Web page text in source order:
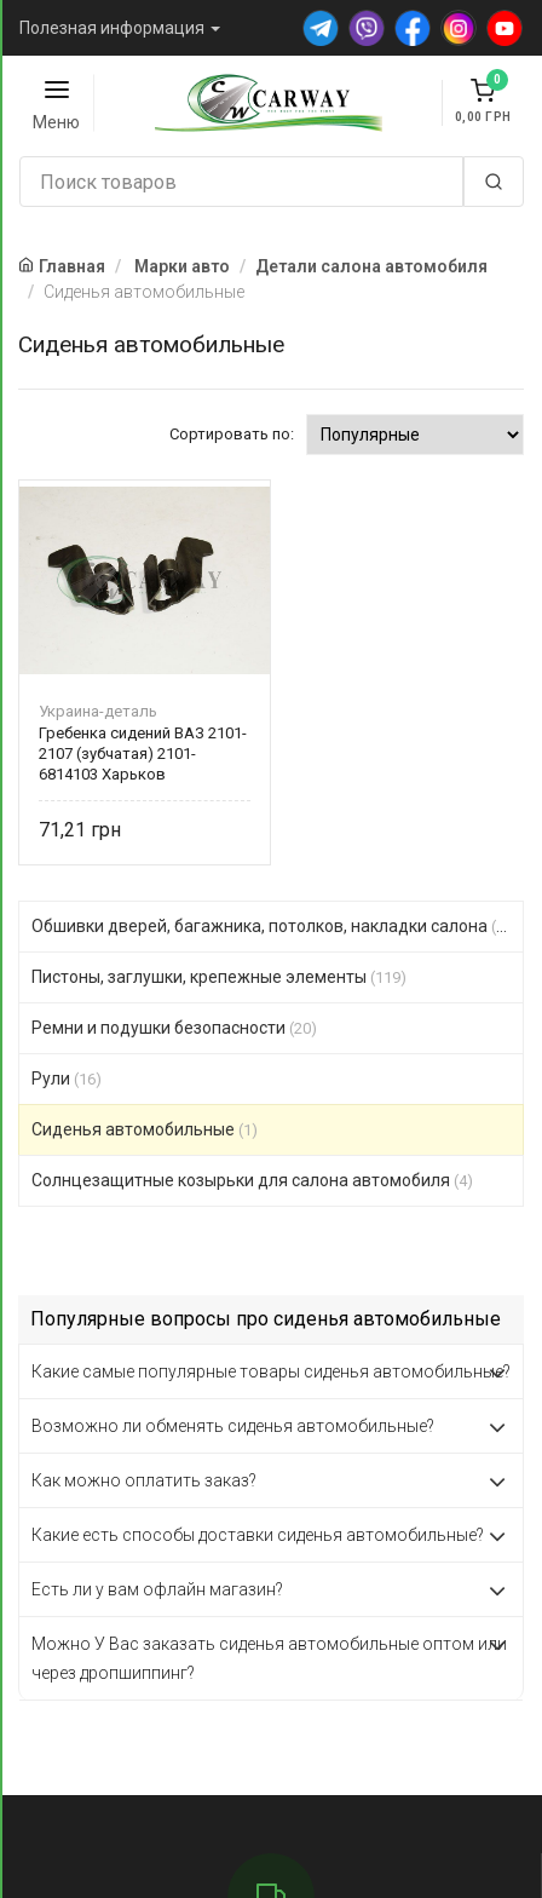
Полезная информация
Меню
0
0,00
Главная Марки авто
Детали салона автомобиля
Сиденья автомобильные
Сиденья автомобильные
Сортировать по:
Украина-деталь
Гребенка сидений ВАЗ 2101-
2107 (зубчатая) 2101-
6814103 Харьков
71,21
Обшивки дверей, багажника, потолков, накладки салона (51)
Пистоны, заглушки, крепежные элементы (119)
Ремни и подушки безопасности (20)
Рули (16)
Сиденья автомобильные (1)
Солнцезащитные козырьки для салона автомобиля (4)
Популярные вопросы про сиденья автомобильные
Какие самые популярные товары сиденья автомобильные?
Возможно ли обменять сиденья автомобильные?
Как можно оплатить заказ?
Какие есть способы доставки сиденья автомобильные?
Есть ли у вам офлайн магазин?
Можно У Вас заказать сиденья автомобильные оптом или
через дропшиппинг?